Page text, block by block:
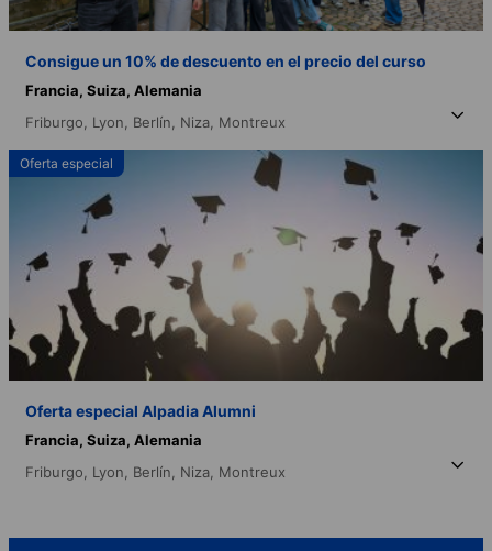
Consigue un 10% de descuento en el precio del curso
Francia, Suiza, Alemania
Friburgo, Lyon, Berlín, Niza, Montreux
Oferta especial
Oferta especial Alpadia Alumni
Francia, Suiza, Alemania
Friburgo, Lyon, Berlín, Niza, Montreux